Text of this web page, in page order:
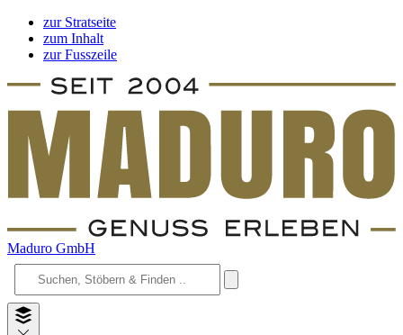
zur Stratseite
zum Inhalt
zur Fusszeile
Maduro GmbH